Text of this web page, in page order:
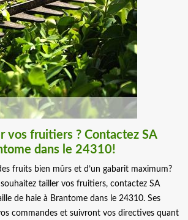
vos fruitiers ? Contactez SA
dans le 24310!
fruits bien mûrs et d’un gabarit maximum?
tailler vos fruitiers, contactez SA
de haie à Brantome dans le 24310. Ses
commandes et suivront vos directives quant